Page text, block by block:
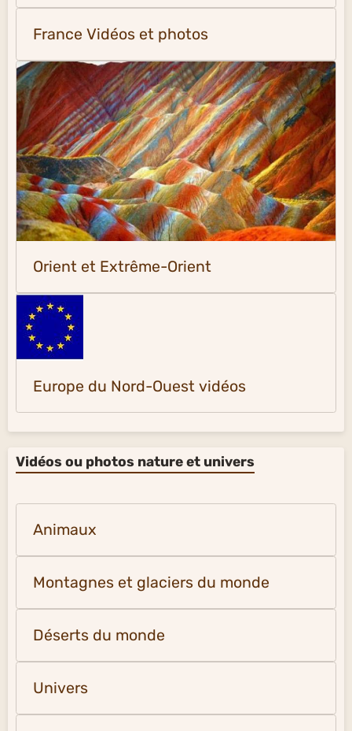
France Vidéos et photos
Orient et Extrême-Orient
Europe du Nord-Ouest vidéos
Vidéos ou photos nature et univers
Animaux
Montagnes et glaciers du monde
Déserts du monde
Univers